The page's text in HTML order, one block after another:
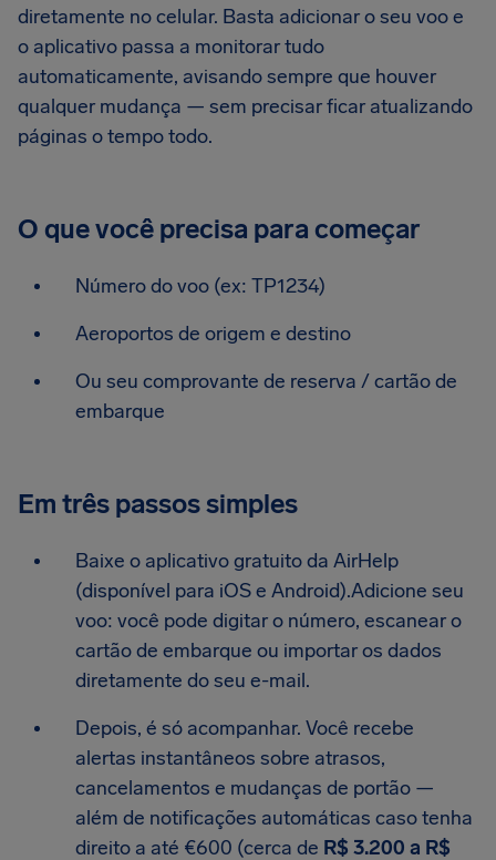
diretamente no celular. Basta adicionar o seu voo e
o aplicativo passa a monitorar tudo
automaticamente, avisando sempre que houver
qualquer mudança — sem precisar ficar atualizando
páginas o tempo todo.
O que você precisa para começar
Número do voo (ex: TP1234)
Aeroportos de origem e destino
Ou seu comprovante de reserva / cartão de
embarque
Em três passos simples
Baixe o aplicativo gratuito da AirHelp
(disponível para iOS e Android).Adicione seu
voo: você pode digitar o número, escanear o
cartão de embarque ou importar os dados
diretamente do seu e-mail.
Depois, é só acompanhar. Você recebe
alertas instantâneos sobre atrasos,
cancelamentos e mudanças de portão —
além de notificações automáticas caso tenha
direito a até €600 (cerca de R$ 3.200 a R$